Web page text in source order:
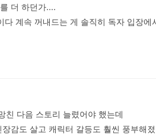
더 하던가....
계속 꺼내드는 게 솔직히 독자 입장
친 다음 스토리 늘렸어야 했는데
감도 살고 캐릭터 갈등도 훨씬 풍부해